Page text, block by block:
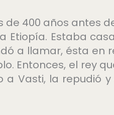
de 400 años antes
Etiopía. Estaba
a llamar, ésta en
Entonces, el rey
Vasti, la repudió y